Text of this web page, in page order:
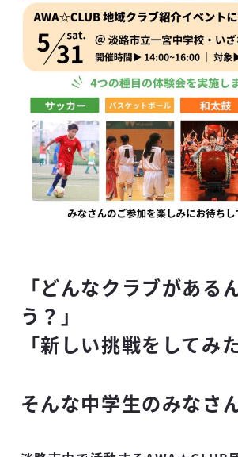
「どんなクラブがある
う？」
「新しい挑戦をしてみ
そんな中学生のみなさ